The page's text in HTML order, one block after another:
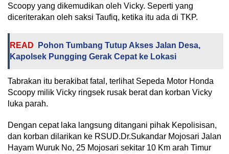
Scoopy yang dikemudikan oleh Vicky. Seperti yang
diceriterakan oleh saksi Taufiq, ketika itu ada di TKP.
READ
Pohon Tumbang Tutup Akses Jalan Desa,
Kapolsek Pungging Gerak Cepat ke Lokasi
Tabrakan itu berakibat fatal, terlihat Sepeda Motor Honda
Scoopy milik Vicky ringsek rusak berat dan korban Vicky
luka parah.
Dengan cepat laka langsung ditangani pihak Kepolisisan,
dan korban dilarikan ke RSUD.Dr.Sukandar Mojosari Jalan
Hayam Wuruk No, 25 Mojosari sekitar 10 Km arah Timur